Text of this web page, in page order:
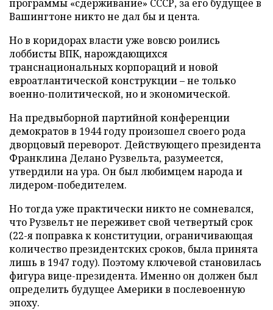
программы «сдерживание» СССР, за его будущее в
Вашингтоне никто не дал бы и цента.
Но в коридорах власти уже вовсю роились
лоббисты ВПК, нарождающихся
транснациональных корпораций и новой
евроатлантической конструкции – не только
военно-политической, но и экономической.
На предвыборной партийной конференции
демократов в 1944 году произошел своего рода
дворцовый переворот. Действующего президента
Франклина Делано Рузвельта, разумеется,
утвердили на ура. Он был любимцем народа и
лидером-победителем.
Но тогда уже практически никто не сомневался,
что Рузвельт не переживет свой четвертый срок
(22-я поправка к конституции, ограничивающая
количество президентских сроков, была принята
лишь в 1947 году). Поэтому ключевой становилась
фигура вице-президента. Именно он должен был
определить будущее Америки в послевоенную
эпоху.